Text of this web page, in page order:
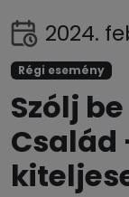
2024.
Régi esemény
Szólj
Család